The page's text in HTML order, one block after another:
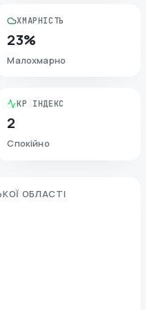
ХМАРНІСТЬ
23%
Малохмарно
KP ІНДЕКС
2
Спокійно
ОБЛАСТІ